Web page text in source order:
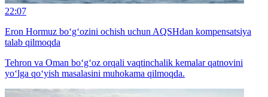
22:07
Eron Hormuz bo‘g‘ozini ochish uchun AQSHdan kompensatsiya
talab qilmoqda
Tehron va Oman bo‘g‘oz orqali vaqtinchalik kemalar qatnovini
yo‘lga qo‘yish masalasini muhokama qilmoqda.